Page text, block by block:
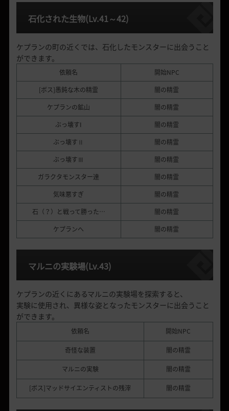
石化された生物(Lv.41～42)
ケプランの町の近くでは、石化したモンスターに出会うこと
ができます。
依頼名
開始NPC
[ボス]愚鈍な木の精霊
闇の精霊
ケプランの鉱山
闇の精霊
ぶっ壊すI
闇の精霊
ぶっ壊すⅡ
闇の精霊
ぶっ壊すⅢ
闇の精霊
ガラクタモンスター達
闇の精霊
気味悪すぎ
闇の精霊
石（？）と戦って勝った…
闇の精霊
ケプランへ
闇の精霊
マルニの実験場(Lv.43)
ケプランの近くにあるマルニの実験場を探索すると、
実験に使用され、異様な姿となったモンスターに出会うこと
ができます。
依頼名 開始NPC
奇怪な装置 闇の精霊
マルニの実験 闇の精霊
[ボス]マッドサイエンティストの残滓 闇の精霊